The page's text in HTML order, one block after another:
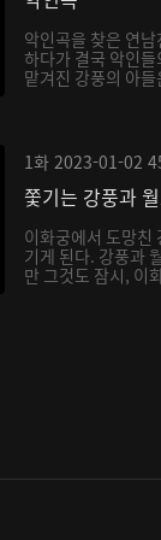
악인곡을 찾은 연
하다가 결국 악인
맡겨진 강풍의 아
1화 2023-01-02
쫓기는 강풍과
이화궁에서 도망친
기게 된다. 강풍과
만 그것도 잠시, 이